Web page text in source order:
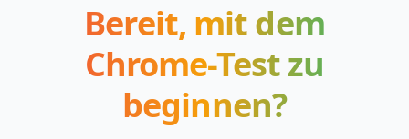
Bereit, mit dem
Chrome-Test zu
beginnen?